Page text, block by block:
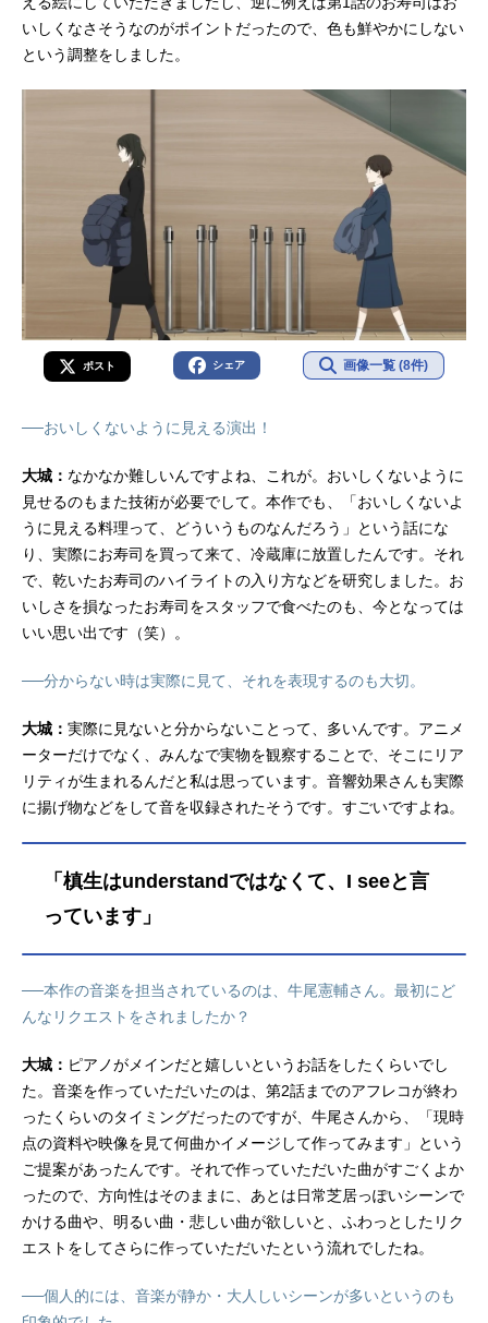
いしくなさそうなのがポイントだったので、色も鮮やかにしない
という調整をしました。
ポスト シェア 画像一覧 (8件)
──おいしくないように見える演出！
大城： なかなか難しいんですよね、これが。おいしくないように
見せるのもまた技術が必要でして。本作でも、「おいしくないよ
うに見える料理って、どういうものなんだろう」という話にな
り、実際にお寿司を買って来て、冷蔵庫に放置したんです。それ
で、乾いたお寿司のハイライトの入り方などを研究しました。お
いしさを損なったお寿司をスタッフで食べたのも、今となっては
いい思い出です（笑）。
──分からない時は実際に見て、それを表現するのも大切。
大城： 実際に見ないと分からないことって、多いんです。アニメ
ーターだけでなく、みんなで実物を観察することで、そこにリア
リティが生まれるんだと私は思っています。音響効果さんも実際
に揚げ物などをして音を収録されたそうです。すごいですよね。
「槙生はunderstandではなくて、I seeと言
っています」
──本作の音楽を担当されているのは、牛尾憲輔さん。最初にど
んなリクエストをされましたか？
大城： ピアノがメインだと嬉しいというお話をしたくらいでし
た。音楽を作っていただいたのは、第2話までのアフレコが終わ
ったくらいのタイミングだったのですが、牛尾さんから、「現時
点の資料や映像を見て何曲かイメージして作ってみます」という
ご提案があったんです。それで作っていただいた曲がすごくよか
ったので、方向性はそのままに、あとは日常芝居っぽいシーンで
かける曲や、明るい曲・悲しい曲が欲しいと、ふわっとしたリク
エストをしてさらに作っていただいたという流れでしたね。
──個人的には、音楽が静か・大人しいシーンが多いというのも